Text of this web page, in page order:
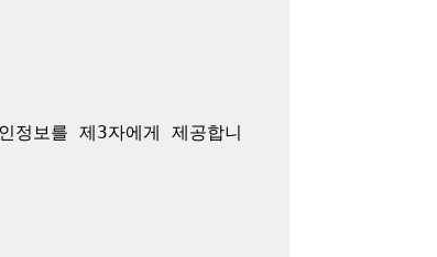
보를 제3자에게 제공합니